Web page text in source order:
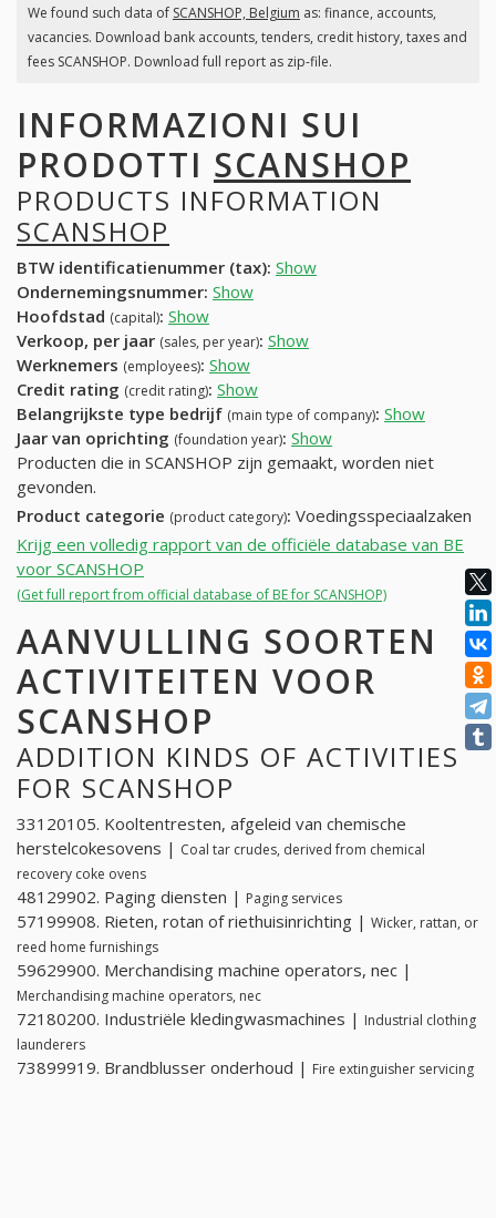
We found such data of SCANSHOP, Belgium as: finance, accounts,
vacancies. Download bank accounts, tenders, credit history, taxes and
fees SCANSHOP. Download full report as zip-file.
INFORMAZIONI SUI
PRODOTTI SCANSHOP
PRODUCTS INFORMATION
SCANSHOP
BTW identificatienummer (tax): Show
Ondernemingsnummer: Show
Hoofdstad (capital): Show
Verkoop, per jaar (sales, per year): Show
Werknemers (employees): Show
Credit rating (credit rating): Show
Belangrijkste type bedrijf (main type of company): Show
Jaar van oprichting (foundation year): Show
Producten die in SCANSHOP zijn gemaakt, worden niet
gevonden.
Product categorie (product category): Voedingsspeciaalzaken
Krijg een volledig rapport van de officiële database van BE
voor SCANSHOP
(Get full report from official database of BE for SCANSHOP)
AANVULLING SOORTEN
ACTIVITEITEN VOOR
SCANSHOP
ADDITION KINDS OF ACTIVITIES
FOR SCANSHOP
33120105. Kooltentresten, afgeleid van chemische
herstelcokesovens | Coal tar crudes, derived from chemical
recovery coke ovens
48129902. Paging diensten | Paging services
57199908. Rieten, rotan of riethuisinrichting | Wicker, rattan, or
reed home furnishings
59629900. Merchandising machine operators, nec |
Merchandising machine operators, nec
72180200. Industriële kledingwasmachines | Industrial clothing
launderers
73899919. Brandblusser onderhoud | Fire extinguisher servicing